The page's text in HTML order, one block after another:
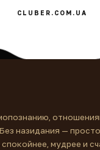
CLUBER.COM.UA
назидания —
мудрее и